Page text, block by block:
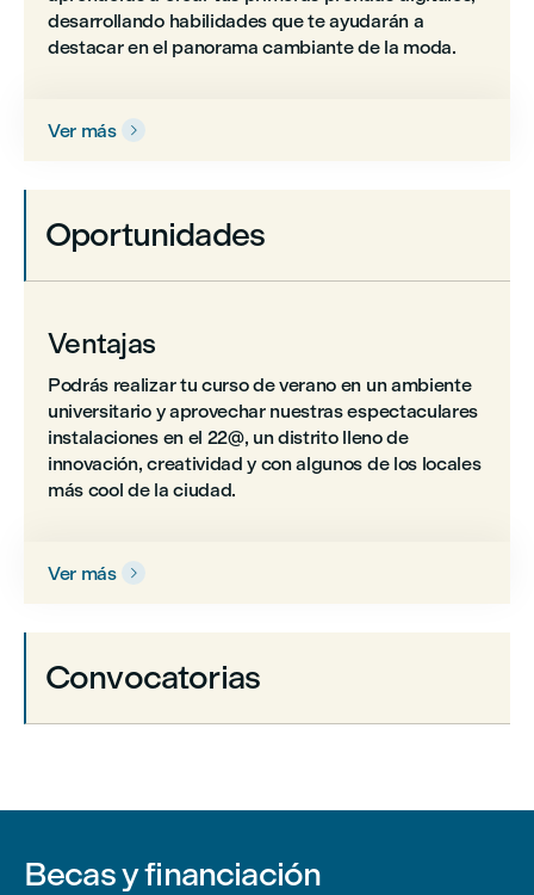
desarrollando habilidades que te ayudarán a
destacar en el panorama cambiante de la moda.
Ver más 
Oportunidades
Ventajas
Podrás realizar tu curso de verano en un ambiente
universitario y aprovechar nuestras espectaculares
instalaciones en el 22@, un distrito lleno de
innovación, creatividad y con algunos de los locales
más cool de la ciudad.
Ver más 
Convocatorias
Becas y financiación